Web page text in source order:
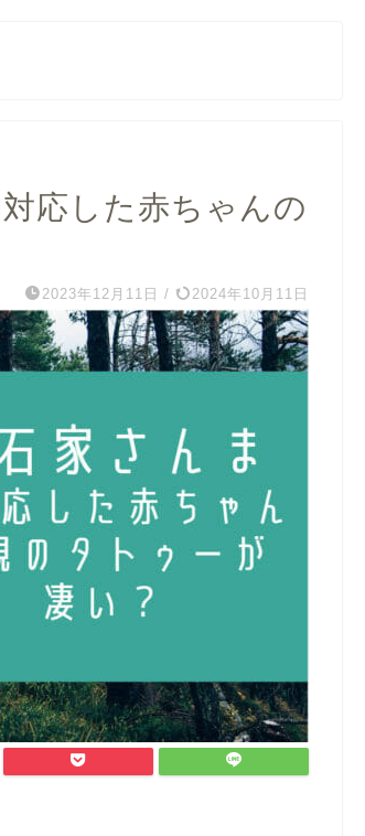
応した赤ちゃんの
2023年12月11日 / 2024年10月11日